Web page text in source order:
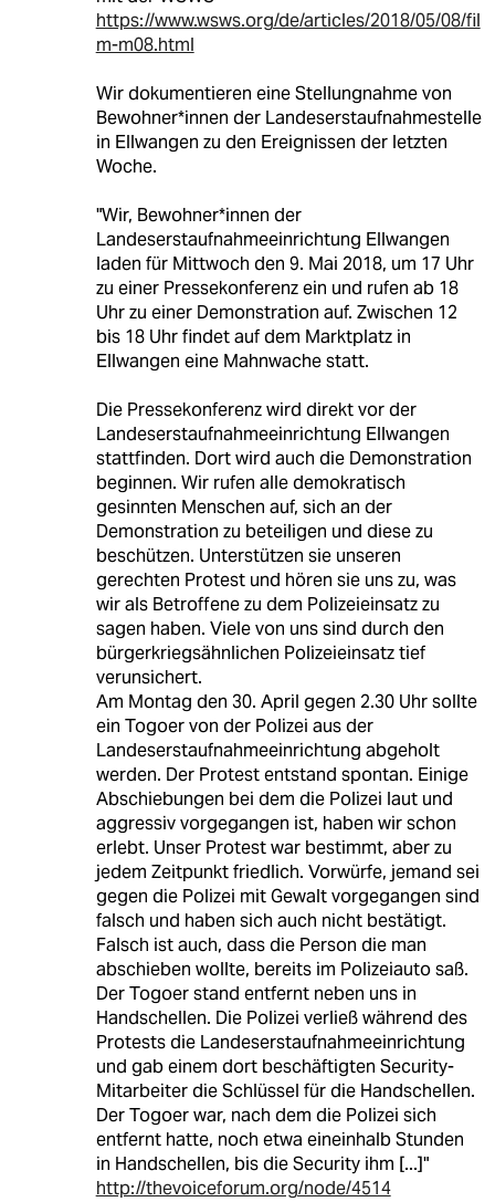
https://www.wsws.org/de/articles/2018/05/08/fil
m-m08.html
Wir dokumentieren eine Stellungnahme von
Bewohner*innen der Landeserstaufnahmestelle
in Ellwangen zu den Ereignissen der letzten
Woche.
"Wir, Bewohner*innen der
Landeserstaufnahmeeinrichtung Ellwangen
laden für Mittwoch den 9. Mai 2018, um 17 Uhr
zu einer Pressekonferenz ein und rufen ab 18
Uhr zu einer Demonstration auf. Zwischen 12
bis 18 Uhr findet auf dem Marktplatz in
Ellwangen eine Mahnwache statt.
Die Pressekonferenz wird direkt vor der
Landeserstaufnahmeeinrichtung Ellwangen
stattfinden. Dort wird auch die Demonstration
beginnen. Wir rufen alle demokratisch
gesinnten Menschen auf, sich an der
Demonstration zu beteiligen und diese zu
beschützen. Unterstützen sie unseren
gerechten Protest und hören sie uns zu, was
wir als Betroffene zu dem Polizeieinsatz zu
sagen haben. Viele von uns sind durch den
bürgerkriegsähnlichen Polizeieinsatz tief
verunsichert.
Am Montag den 30. April gegen 2.30 Uhr sollte
ein Togoer von der Polizei aus der
Landeserstaufnahmeeinrichtung abgeholt
werden. Der Protest entstand spontan. Einige
Abschiebungen bei dem die Polizei laut und
aggressiv vorgegangen ist, haben wir schon
erlebt. Unser Protest war bestimmt, aber zu
jedem Zeitpunkt friedlich. Vorwürfe, jemand sei
gegen die Polizei mit Gewalt vorgegangen sind
falsch und haben sich auch nicht bestätigt.
Falsch ist auch, dass die Person die man
abschieben wollte, bereits im Polizeiauto saß.
Der Togoer stand entfernt neben uns in
Handschellen. Die Polizei verließ während des
Protests die Landeserstaufnahmeeinrichtung
und gab einem dort beschäftigten Security-
Mitarbeiter die Schlüssel für die Handschellen.
Der Togoer war, nach dem die Polizei sich
entfernt hatte, noch etwa eineinhalb Stunden
in Handschellen, bis die Security ihm [...]"
http://thevoiceforum.org/node/4514